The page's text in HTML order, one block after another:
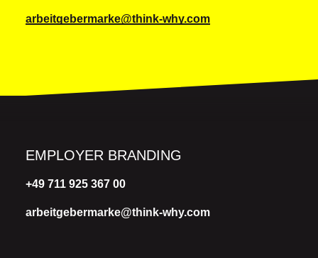
arbeitgebermarke@think-why.com
EMPLOYER BRANDING
+49 711 925 367 00
arbeitgebermarke@think-why.com